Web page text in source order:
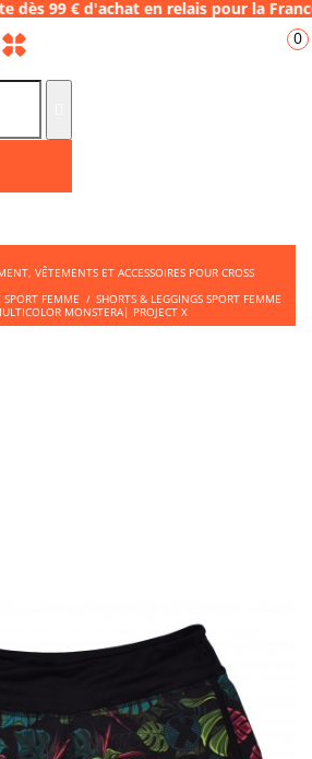
€ d'achat en relais
0
VÊTEMENTS ET ACCESSOIRES POUR CROSS
SPORT FEMME / SHORTS & LEGGINGS SPORT FEMME
MONSTERA| PROJECT X